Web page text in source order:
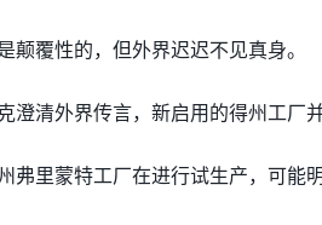
颠覆性的，但外界迟迟不见真身。
澄清外界传言，新启用的得州工厂
弗里蒙特工厂在进行试生产，可能